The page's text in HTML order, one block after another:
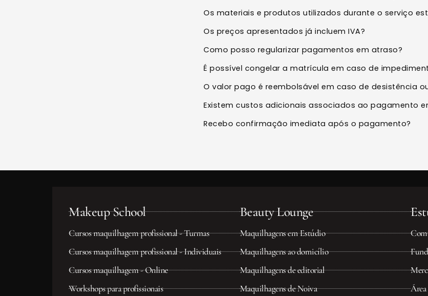
Os materiais e produtos utilizados durante o serviço
Os preços apresentados já incluem IVA?
Como posso regularizar pagamentos em atraso?
É possível congelar a matrícula em caso de
O valor pago é reembolsável em caso de desistência
Existem custos adicionais associados ao pagamento
Recebo confirmação imediata após o pagamento?
Makeup School
Cursos maquilhagem profissional - Turmas
Cursos maquilhagem profissional - Individuais
Cursos maquilhagem - Online
Workshops para profissionais
Beauty Lounge
Maquilhagens em Estúdio
Maquilhagens ao domicílio
Maquilhagens de editorial
Maquilhagens de Noiva